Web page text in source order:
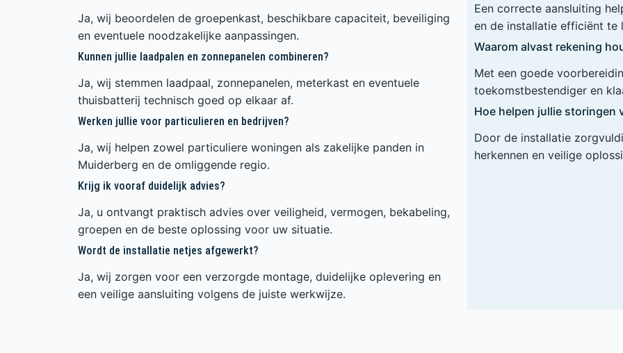
Ja, wij beoordelen de groepenkast, beschikbare capaciteit, beveiliging
en eventuele noodzakelijke aanpassingen.
Kunnen jullie laadpalen en zonnepanelen combineren?
Ja, wij stemmen laadpaal, zonnepanelen, meterkast en eventuele
thuisbatterij technisch goed op elkaar af.
Werken jullie voor particulieren en bedrijven?
Ja, wij helpen zowel particuliere woningen als zakelijke panden in
Muiderberg en de omliggende regio.
Krijg ik vooraf duidelijk advies?
Ja, u ontvangt praktisch advies over veiligheid, vermogen, bekabeling,
groepen en de beste oplossing voor uw situatie.
Wordt de installatie netjes afgewerkt?
Ja, wij zorgen voor een verzorgde montage, duidelijke oplevering en
een veilige aansluiting volgens de juiste werkwijze.
Een correcte aansluiting
en de installatie efficiënt te
Waarom alvast rekening
Met een goede
toekomstbestendiger en
Hoe helpen jullie storingen
Door de installatie
herkennen en veilige